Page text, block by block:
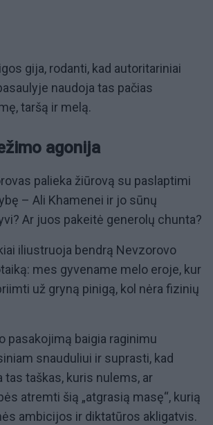
gija, rodanti, kad autoritariniai
naudoja tas pačias
taršą ir melą.
agonija
palieka žiūrovą su paslaptimi
– Ali Khamenei ir jo sūnų
Ar juos pakeitė generolų chunta?
iliustruoja bendrą Nevzorovo
mes gyvename melo eroje, kur
už gryną pinigą, kol nėra fizinių
pasakojimą baigia raginimu
snauduliui ir suprasti, kad
tas taškas, kuris nulems, ar
atremti šią „atgrasią masę“, kurią
ambicijos ir diktatūros akligatvis.